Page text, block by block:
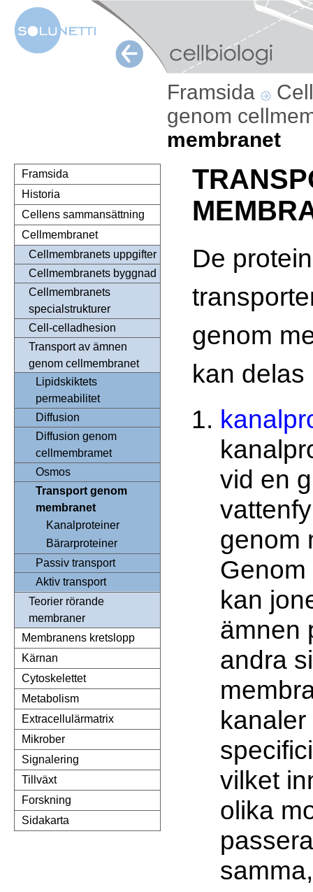
Framsida
genom
membranet
Framsida
Historia
Cellens sammansättning
Cellmembranet
Cellmembranets uppgifter
Cellmembranets byggnad
Cellmembranets
specialstrukturer
Cell-celladhesion
Transport av ämnen
genom cellmembranet
Lipidskiktets
permeabilitet
Diffusion
Diffusion genom
cellmembramet
Osmos
Transport genom
membranet
Kanalproteiner
Bärarproteiner
Passiv transport
Aktiv transport
Teorier rörande
membraner
Membranens kretslopp
Kärnan
Cytoskelettet
Metabolism
Extracellulärmatrix
Mikrober
Signalering
Tillväxt
Forskning
Sidakarta
De
genom
kan delas
vid en
genom
kan
ämnen
andra
vilket
olika